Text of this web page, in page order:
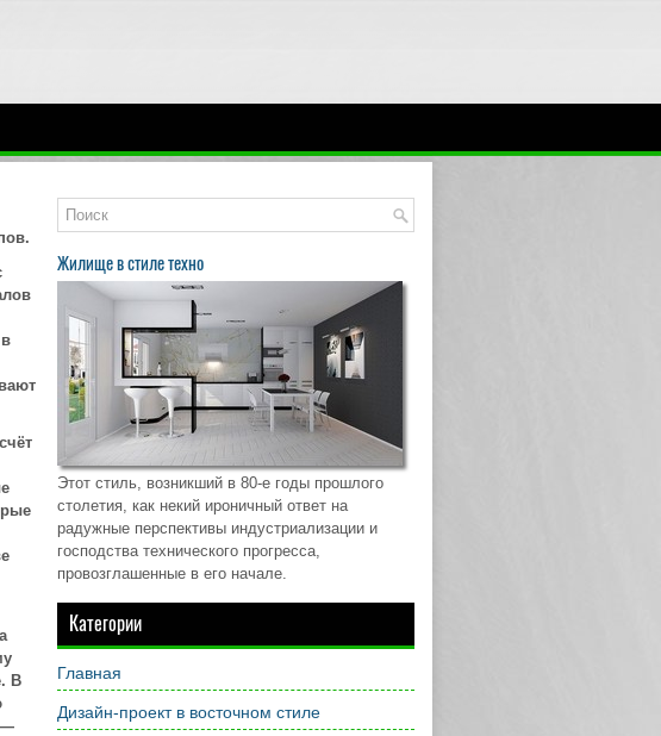
В
—
Жилище в стиле техно
Этот стиль, возникший в 80-е годы прошлого
столетия, как некий ироничный ответ на
радужные перспективы индустриализации и
господства технического прогресса,
провозглашенные в его начале.
Категории
Главная
Дизайн-проект в восточном стиле